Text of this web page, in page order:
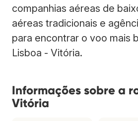
companhias aéreas de
aéreas tradicionais e
para encontrar o voo mais
Lisboa - Vitória.
Informações sobre a
Vitória